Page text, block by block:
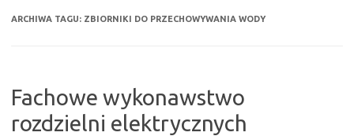
ARCHIWA TAGU: ZBIORNIKI DO PRZECHOWYWANIA WODY
Fachowe wykonawstwo
rozdzielni elektrycznych